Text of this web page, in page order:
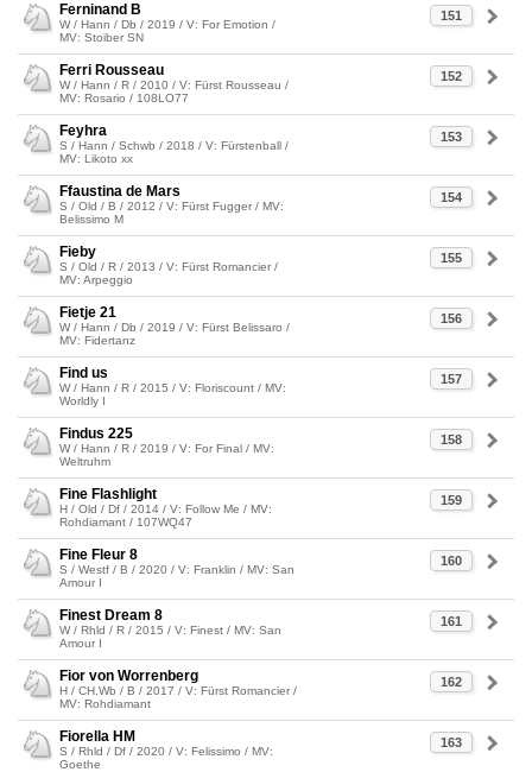
151
Ferninand B
W / Hann / Db / 2019 / V: For Emotion /
MV: Stoiber SN
152
Ferri Rousseau
W / Hann / R / 2010 / V: Fürst Rousseau /
MV: Rosario / 108LO77
153
Feyhra
S / Hann / Schwb / 2018 / V: Fürstenball /
MV: Likoto xx
154
Ffaustina de Mars
S / Old / B / 2012 / V: Fürst Fugger / MV:
Belissimo M
155
Fieby
S / Old / R / 2013 / V: Fürst Romancier /
MV: Arpeggio
156
Fietje 21
W / Hann / Db / 2019 / V: Fürst Belissaro /
MV: Fidertanz
157
Find us
W / Hann / R / 2015 / V: Floriscount / MV:
Worldly I
158
Findus 225
W / Hann / R / 2019 / V: For Final / MV:
Weltruhm
159
Fine Flashlight
H / Old / Df / 2014 / V: Follow Me / MV:
Rohdiamant / 107WQ47
160
Fine Fleur 8
S / Westf / B / 2020 / V: Franklin / MV: San
Amour I
161
Finest Dream 8
W / Rhld / R / 2015 / V: Finest / MV: San
Amour I
162
Fior von Worrenberg
H / CH.Wb / B / 2017 / V: Fürst Romancier /
MV: Rohdiamant
163
Fiorella HM
S / Rhld / Df / 2020 / V: Felissimo / MV:
Goethe